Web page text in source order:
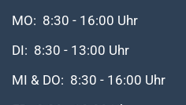
MO: 8:30 - 16:00 Uhr
DI: 8:30 - 13:00 Uhr
MI & DO: 8:30 - 16:00 Uhr